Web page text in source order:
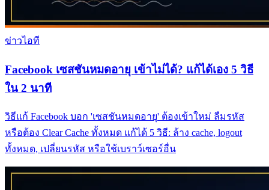
ข่าวไอที
Facebook เซสชันหมดอายุ เข้าไม่ได้? แก้ได้เอง 5 วิธี
ใน 2 นาที
วิธีแก้ Facebook บอก 'เซสชันหมดอายุ' ต้องเข้าใหม่ ลืมรหัส
หรือต้อง Clear Cache ทั้งหมด แก้ได้ 5 วิธี: ล้าง cache, logout
ทั้งหมด, เปลี่ยนรหัส หรือใช้เบราว์เซอร์อื่น